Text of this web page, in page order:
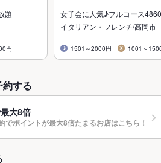
題
円
女子会に人気♪フルコース
イタリアン・フレンチ/高岡市
1501～2000円 1001～
する
大8倍
でポイントが最大8倍たまるお店はこちら！